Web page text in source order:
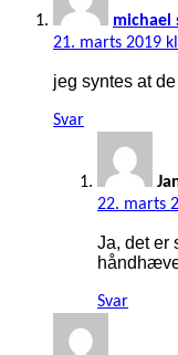
michael
21. marts 2019
jeg syntes at
Svar
22. marts
Ja, det er
Svar